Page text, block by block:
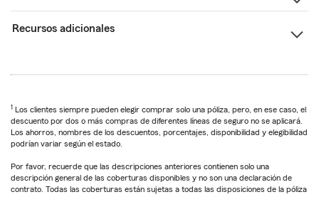
Recursos adicionales
1 Los clientes siempre pueden elegir comprar solo una póliza, pero, en ese caso, el
descuento por dos o más compras de diferentes líneas de seguro no se aplicará.
Los ahorros, nombres de los descuentos, porcentajes, disponibilidad y elegibilidad
podrían variar según el estado.
Por favor, recuerde que las descripciones anteriores contienen solo una
descripción general de las coberturas disponibles y no son una declaración de
contrato. Todas las coberturas están sujetas a todas las disposiciones de la póliza